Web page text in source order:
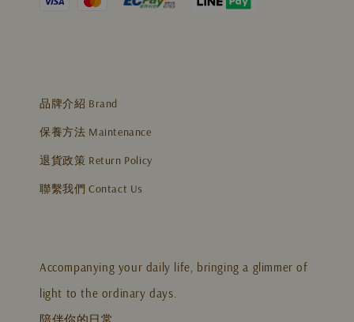
品牌介紹 Brand
保養方法 Maintenance
退貨政策 Return Policy
聯繫我們 Contact Us
Accompanying your daily life, bringing a glimmer of
light to the ordinary days.